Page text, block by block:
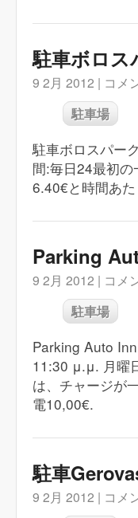
駐車ボロス
9 2月 2012 | コメ
駐車場
駐車ボロスパ
間:毎日24最初
6.40€と時間あ
Parking
9 2月 2012 | コメ
駐車場
Parking Auto
11:30 μ.μ. 月曜
は、チャージが
電10,00€.
駐車
9 2月 2012 | コメ